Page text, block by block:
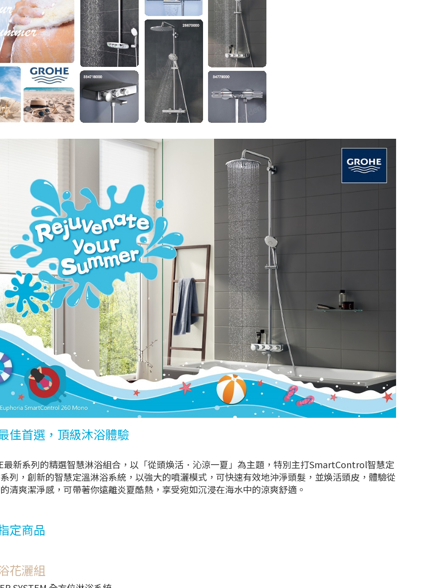
佳首選，頂級沐浴體驗
最新系列的精選智慧淋浴組合，以「從頭煥活．沁涼一夏」為主題，特別主打SmartControl智慧定
列，創新的智慧定溫淋浴系統，以強大的噴灑模式，可快速有效地沖淨頭髮，並煥活頭皮，體驗從
清爽潔淨感，可帶著你遠離炎夏酷熱，享受宛如沉浸在海水中的涼爽舒適。
定商品
花灑組